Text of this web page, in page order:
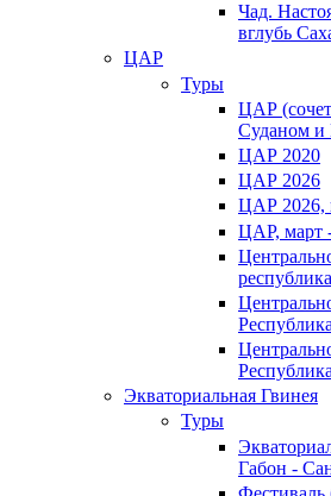
Чад.
вглубь
ЦАР
Туры
ЦАР
Суданом и
ЦАР 2020
ЦАР 2026
ЦАР 2026,
ЦАР, март
республика
Экваториальная Гвинея
Туры
Габон -